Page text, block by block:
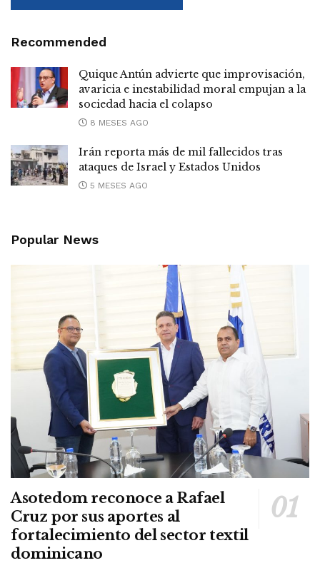
Recommended
Quique Antún advierte que improvisación,
avaricia e inestabilidad moral empujan a la
sociedad hacia el colapso
8 MESES AGO
Irán reporta más de mil fallecidos tras
ataques de Israel y Estados Unidos
5 MESES AGO
Popular News
Asotedom reconoce a Rafael
Cruz por sus aportes al
fortalecimiento del sector textil
dominicano